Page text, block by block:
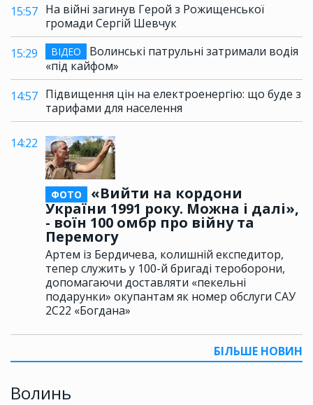
15:57 На війні загинув Герой з Рожищенської
громади Сергій Шевчук
15:29
ВІДЕО
Волинські патрульні затримали водія
«під кайфом»
14:57 Підвищення цін на електроенергію: що буде з
тарифами для населення
14:22
ФОТО
«Вийти на кордони
України 1991 року. Можна і далі»,
- воїн 100 омбр про війну та
Перемогу
Артем із Бердичева, колишній експедитор,
тепер служить у 100-й бригаді тероборони,
допомагаючи доставляти «пекельні
подарунки» окупантам як номер обслуги САУ
2С22 «Богдана»
БІЛЬШЕ НОВИН
Волинь